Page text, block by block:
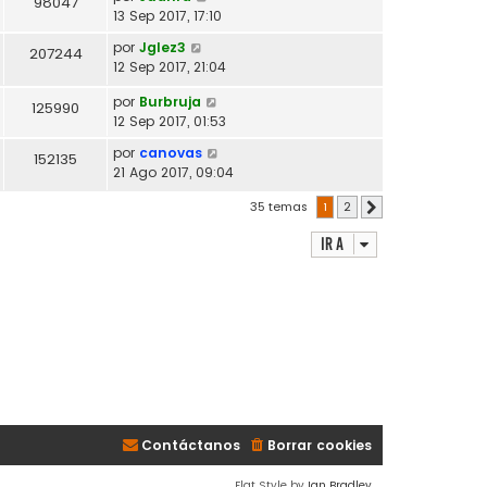
13 Sep 2017, 17:10
207244 por Jglez3
12 Sep 2017, 21:04
125990 por Burbruja
12 Sep 2017, 01:53
152135 por canovas
21 Ago 2017, 09:04
35 temas 1 2
Ir a
Borrar cookies
Contáctanos